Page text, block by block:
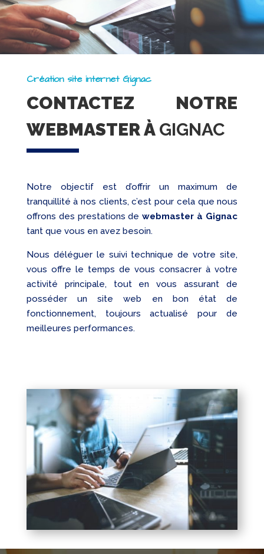
Création site internet Gignac
CONTACTEZ NOTRE
WEBMASTER À GIGNAC
Notre objectif est d’offrir un maximum de
tranquillité à nos clients, c’est pour cela que nous
offrons des prestations dewebmaster à Gignac
tant que vous en avez besoin.
Nous déléguer le suivi technique de votre site,
vous offre le temps de vous consacrer à votre
activité principale, tout en vous assurant de
posséder un site web en bon état de
fonctionnement, toujours actualisé pour de
meilleures performances.